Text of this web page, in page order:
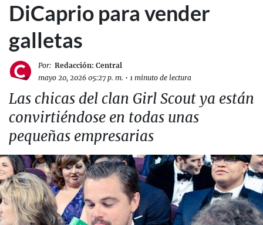
DiCaprio para vender
galletas
Por: Redacción: Central
mayo 20, 2026 05:27 p. m. • 1 minuto de lectura
Las chicas del clan Girl Scout ya están
convirtiéndose en todas unas
pequeñas empresarias